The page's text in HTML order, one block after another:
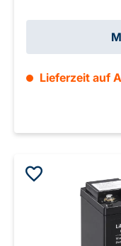
Lieferzeit auf